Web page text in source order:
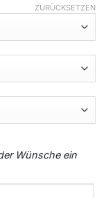
ZURÜCKSETZEN
Wünsche ein